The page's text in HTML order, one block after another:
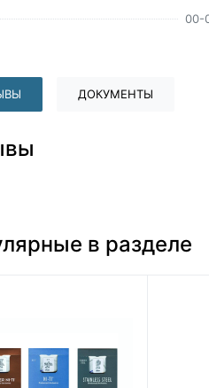
00-
ДОКУМЕНТЫ
в разделе